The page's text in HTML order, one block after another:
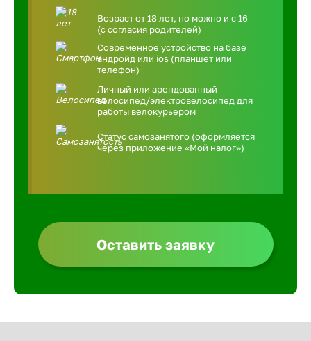
Возраст от 18 лет, но можно и с 16
(с согласия родителей)
Современное устройство на базе
андройд или ios (планшет или
телефон)
Личный или арендованный
велосипед/электровелосипед для
работы велокурьером
Статус самозанятого (оформляется
через приложение «Мой налог»)
Оставить заявку